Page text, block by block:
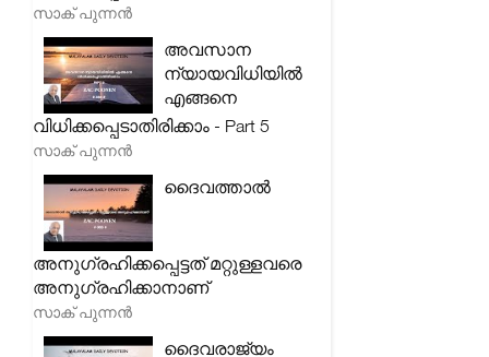
സാക് പുന്നൻ
അവസാന
ന്യായവിധിയിൽ
എങ്ങനെ
വിധിക്കപ്പെടാതിരിക്കാം - Part 5
സാക് പുന്നൻ
ദൈവത്താൽ
അനുഗ്രഹിക്കപ്പെട്ടത് മറ്റുള്ളവരെ
അനുഗ്രഹിക്കാനാണ്
സാക് പുന്നൻ
ദൈവരാജ്യം